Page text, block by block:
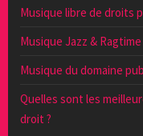
Musique libre de droits
Musique Jazz &
Musique du domaine
Quelles sont les
droit ?